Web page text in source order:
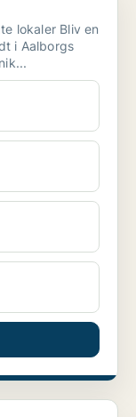
Bliv en
i Aalborgs